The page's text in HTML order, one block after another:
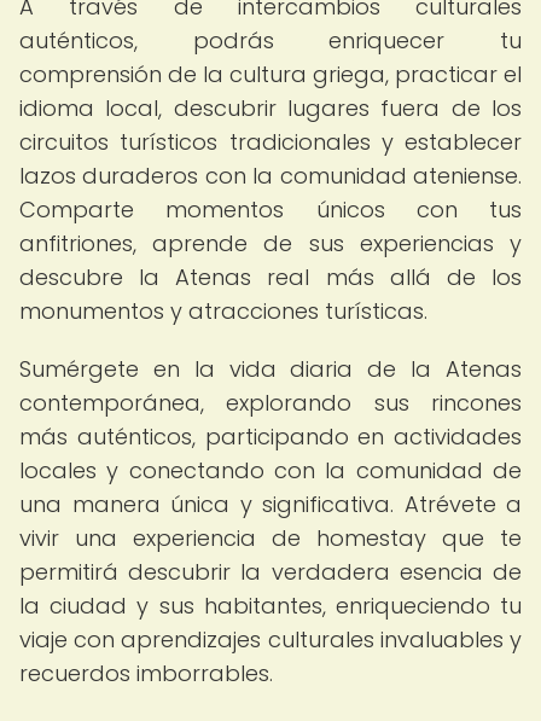
A través de intercambios culturales
auténticos, podrás enriquecer tu
comprensión de la cultura griega, practicar el
idioma local, descubrir lugares fuera de los
circuitos turísticos tradicionales y establecer
lazos duraderos con la comunidad ateniense.
Comparte momentos únicos con tus
anfitriones, aprende de sus experiencias y
descubre la Atenas real más allá de los
monumentos y atracciones turísticas.
Sumérgete en la vida diaria de la Atenas
contemporánea, explorando sus rincones
más auténticos, participando en actividades
locales y conectando con la comunidad de
una manera única y significativa. Atrévete a
vivir una experiencia de homestay que te
permitirá descubrir la verdadera esencia de
la ciudad y sus habitantes, enriqueciendo tu
viaje con aprendizajes culturales invaluables y
recuerdos imborrables.